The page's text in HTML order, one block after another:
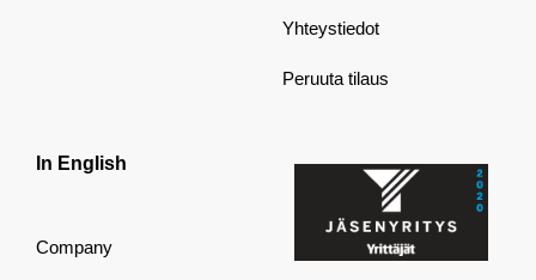
Yhteystiedot
Peruuta tilaus
In English
Company